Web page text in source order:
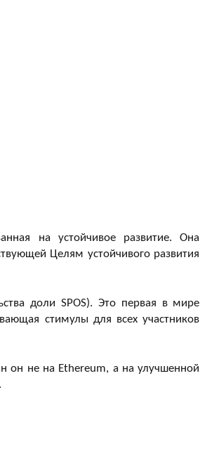
на устойчивое развитие. Она
Целям устойчивого развития
доли SPOS). Это первая в мире
стимулы для всех участников
он не на Ethereum, а на улучшенной
.